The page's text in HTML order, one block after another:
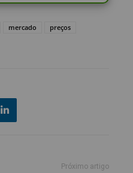
mercado
preços
Próximo artigo